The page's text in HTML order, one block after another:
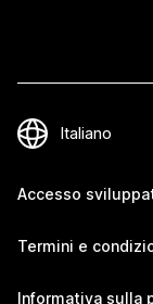
Accesso
Termini e
Informativa sulla